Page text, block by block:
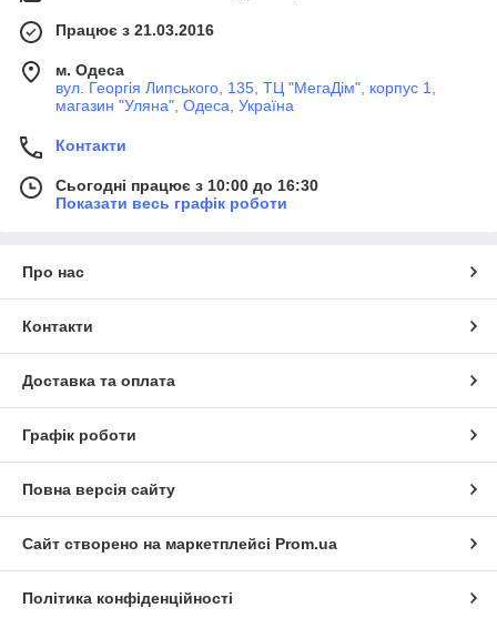
Працює з 21.03.2016
м. Одеса
вул. Георгія Липського, 135, ТЦ "МегаДім", корпус 1,
магазин "Уляна", Одеса, Україна
Контакти
Сьогодні працює з 10:00 до 16:30
Показати весь графік роботи
Про нас
Контакти
Доставка та оплата
Графік роботи
Повна версія сайту
Сайт створено на маркетплейсі Prom.ua
Політика конфіденційності